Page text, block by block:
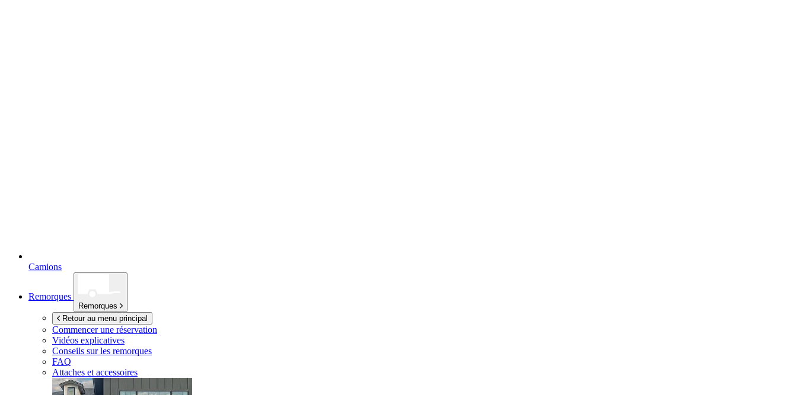
Camions
Remorques
Remorques
Retour au menu principal
Commencer une réservation
Vidéos explicatives
Conseils sur les remorques
FAQ
Attaches et accessoires